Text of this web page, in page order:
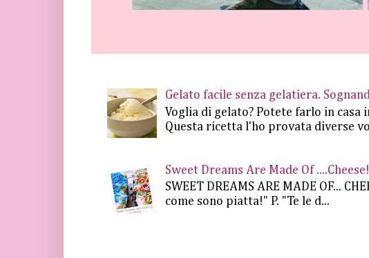
Gelato facile senza gelatiera.
Voglia di gelato? Potete farlo in
Questa ricetta l'ho provata diverse
Sweet Dreams Are Made Of
SWEET DREAMS ARE MADE OF...
come sono piatta!" P. "Te le d...